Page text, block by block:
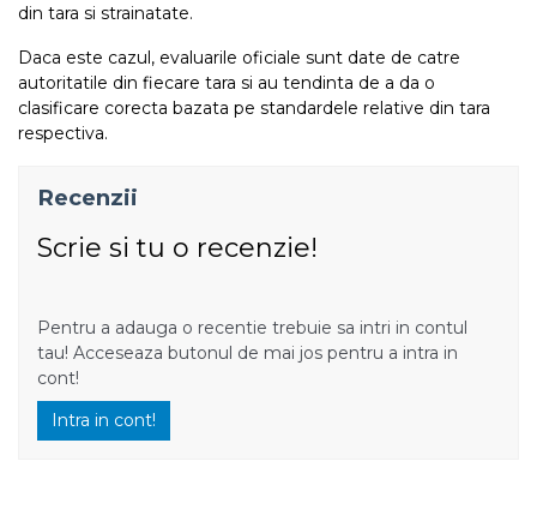
din tara si strainatate.
Daca este cazul, evaluarile oficiale sunt date de catre
autoritatile din fiecare tara si au tendinta de a da o
clasificare corecta bazata pe standardele relative din tara
respectiva.
Recenzii
Scrie si tu o recenzie!
Pentru a adauga o recentie trebuie sa intri in contul
tau! Acceseaza butonul de mai jos pentru a intra in
cont!
Intra in cont!